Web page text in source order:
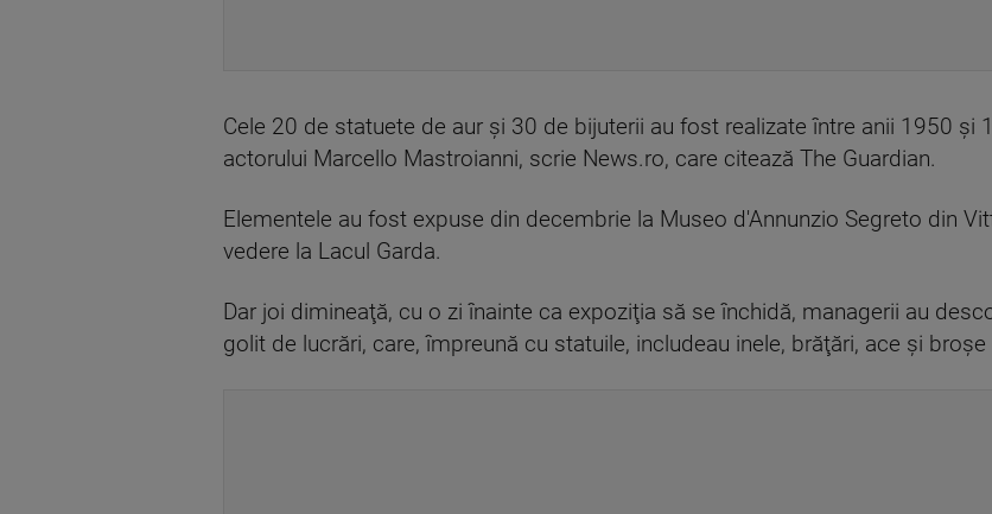
Cele 20 de statuete de aur şi 30 de bijuterii au fost realizate între anii 1950 şi
actorului Marcello Mastroianni, scrie News.ro, care citează The Guardian.
Elementele au fost expuse din decembrie la Museo d'Annunzio Segreto din
vedere la Lacul Garda.
Dar joi dimineaţă, cu o zi înainte ca expoziţia să se închidă, managerii au
golit de lucrări, care, împreună cu statuile, includeau inele, brăţări, ace şi